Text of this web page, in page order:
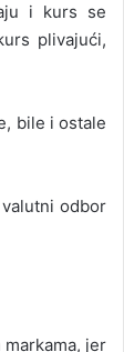
i kurs se
plivajući,
bile i ostale
odbor
jer